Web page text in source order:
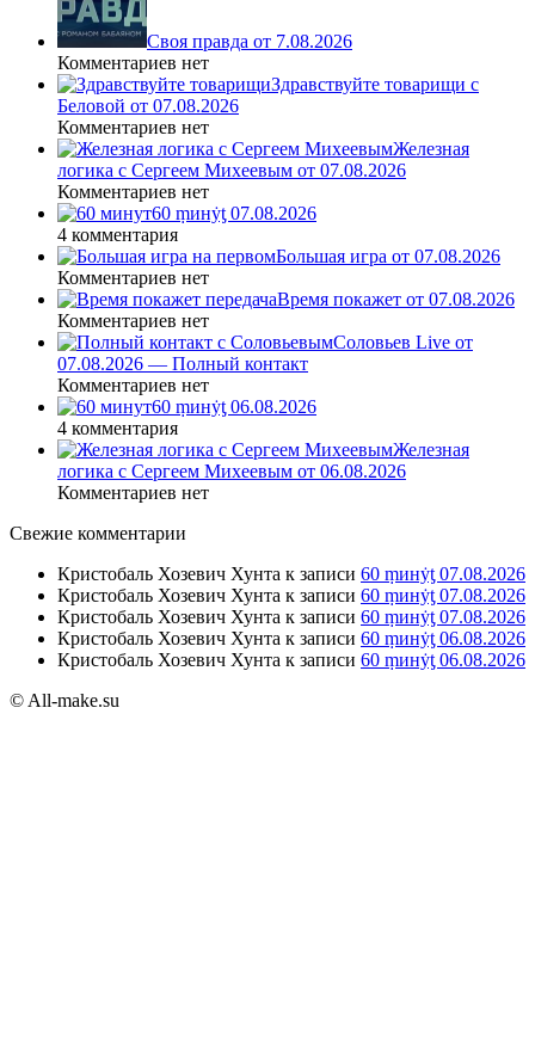
Своя правда от 7.08.2026
Комментариев нет
Здравствуйте товарищи с
Беловой от 07.08.2026
Комментариев нет
Железная
логика с Сергеем Михеевым от 07.08.2026
Комментариев нет
60 ṃинẏƫ 07.08.2026
4 комментария
Большая игра от 07.08.2026
Комментариев нет
Время покажет от 07.08.2026
Комментариев нет
Соловьев Live от
07.08.2026 — Полный контакт
Комментариев нет
60 ṃинẏƫ 06.08.2026
4 комментария
Железная
логика с Сергеем Михеевым от 06.08.2026
Комментариев нет
Свежие комментарии
Кристобаль Хозевич Хунта к записи 60 ṃинẏƫ 07.08.2026
Кристобаль Хозевич Хунта к записи 60 ṃинẏƫ 07.08.2026
Кристобаль Хозевич Хунта к записи 60 ṃинẏƫ 07.08.2026
Кристобаль Хозевич Хунта к записи 60 ṃинẏƫ 06.08.2026
Кристобаль Хозевич Хунта к записи 60 ṃинẏƫ 06.08.2026
© All-make.su